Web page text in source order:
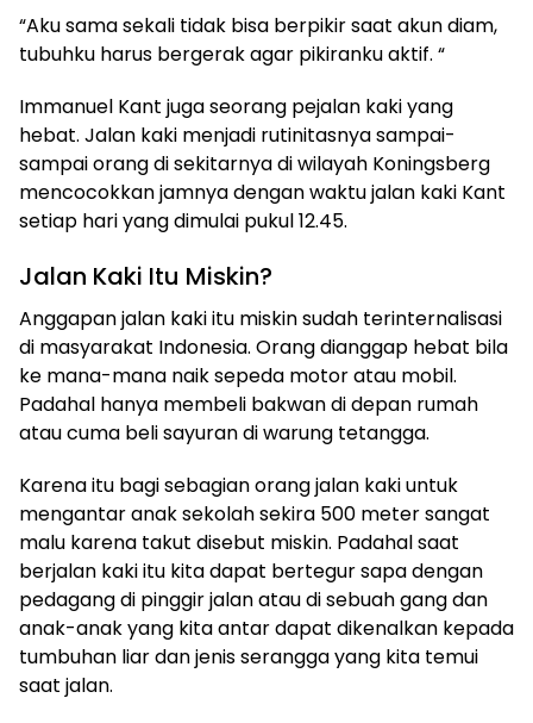
“Aku sama sekali tidak bisa berpikir saat akun diam,
tubuhku harus bergerak agar pikiranku aktif. “
Immanuel Kant juga seorang pejalan kaki yang
hebat. Jalan kaki menjadi rutinitasnya sampai-
sampai orang di sekitarnya di wilayah Koningsberg
mencocokkan jamnya dengan waktu jalan kaki Kant
setiap hari yang dimulai pukul 12.45.
Jalan Kaki Itu Miskin?
Anggapan jalan kaki itu miskin sudah terinternalisasi
di masyarakat Indonesia. Orang dianggap hebat bila
ke mana-mana naik sepeda motor atau mobil.
Padahal hanya membeli bakwan di depan rumah
atau cuma beli sayuran di warung tetangga.
Karena itu bagi sebagian orang jalan kaki untuk
mengantar anak sekolah sekira 500 meter sangat
malu karena takut disebut miskin. Padahal saat
berjalan kaki itu kita dapat bertegur sapa dengan
pedagang di pinggir jalan atau di sebuah gang dan
anak-anak yang kita antar dapat dikenalkan kepada
tumbuhan liar dan jenis serangga yang kita temui
saat jalan.